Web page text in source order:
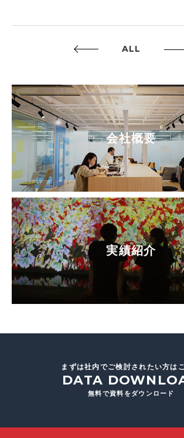
ALL
会社概要
実績紹介
まずは社内でご検討されたい方は
DATA
無料で資料をダウンロード